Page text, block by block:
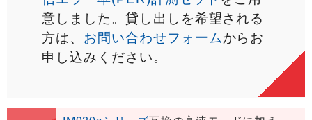
意しました。貸し出しを希望される
方は、 お問い合わせフォームからお
申し込みください。